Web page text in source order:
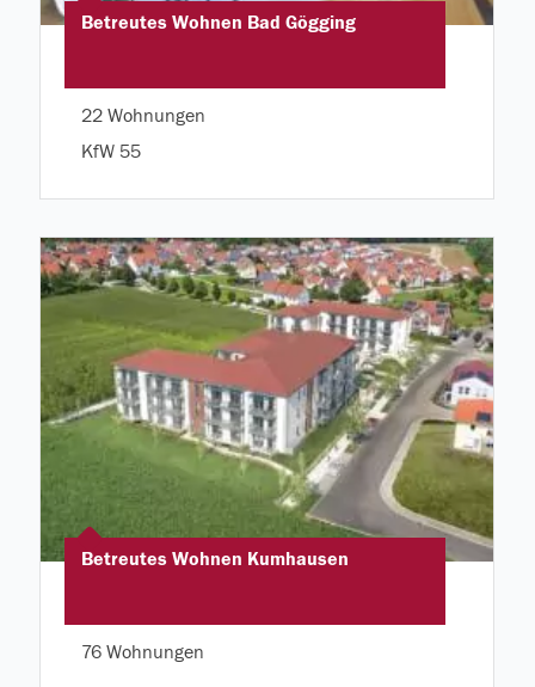
Betreutes Wohnen Bad Gögging
22 Wohnungen
KfW 55
Betreutes Wohnen Kumhausen
76 Wohnungen